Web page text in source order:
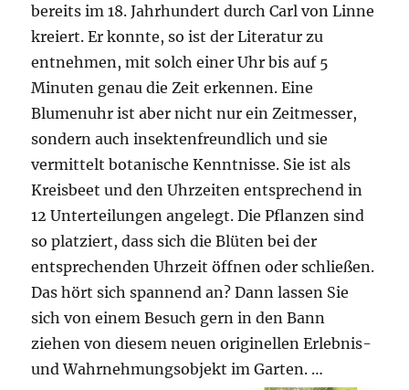
bereits im 18. Jahrhundert durch Carl von Linne
kreiert. Er konnte, so ist der Literatur zu
entnehmen, mit solch einer Uhr bis auf 5
Minuten genau die Zeit erkennen. Eine
Blumenuhr ist aber nicht nur ein Zeitmesser,
sondern auch insektenfreundlich und sie
vermittelt botanische Kenntnisse. Sie ist als
Kreisbeet und den Uhrzeiten entsprechend in
12 Unterteilungen angelegt. Die Pflanzen sind
so platziert, dass sich die Blüten bei der
entsprechenden Uhrzeit öffnen oder schließen.
Das hört sich spannend an? Dann lassen Sie
sich von einem Besuch gern in den Bann
ziehen von diesem neuen originellen Erlebnis-
und Wahrnehmungsobjekt im Garten. …